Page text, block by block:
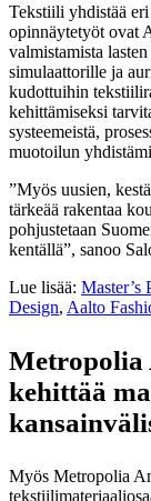
Tekstiili yhdistää
opinnäytetyöt ovat
valmistamista
simulaattorille ja
kudottuihin
kehittämiseksi
systeemeistä,
muotoilun
”Myös uusien,
tärkeää rakentaa
pohjustetaan
kentällä”, sanoo
Lue lisää: Master’s
Design, Aalto
Metropolia
kehittää
Myös Metropolia